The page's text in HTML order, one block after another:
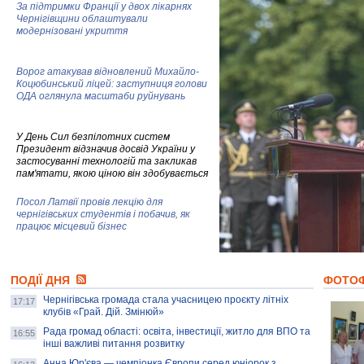
За підтримки Франції у двох лікарнях
Чернігівщини облаштували
модернізовані укриття
Ворог атакував відновлений Михайло-
Коцюбинський ліцей: заступниця голови
ОДА оглянула масштаби руйнувань
У День Сил безпілотних систем
Президент відзначив досвід України у
застосуванні технологій та закликав
пам'ятати, якою ціною він здобувається
Посол Латвії провів лекцію для
чернігівських студентів і побачив, як
працює місцевий бізнес
колекцію про війну, емоції та тварин
AB InBev Efes Україна підтримала
навчальний проєкт "Молодіжна бізнес-
школа", спрямований на розвиток
ПОДІЇ ДНЯ
17:17
Чернігівська громада стала учасницею проєкту літніх
клубів «Грай. Дій. Змінюй»
16:55
Рада громад області: освіта, інвестиції, житло для ВПО та
інші важливі питання розвитку